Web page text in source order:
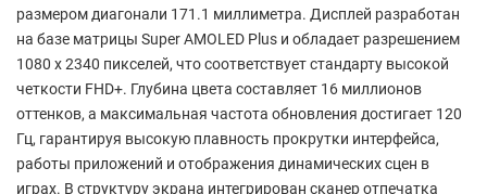
размером диагонали 171.1 миллиметра. Дисплей разработан
на базе матрицы Super AMOLED Plus и обладает разрешением
1080 x 2340 пикселей, что соответствует стандарту высокой
четкости FHD+. Глубина цвета составляет 16 миллионов
оттенков, а максимальная частота обновления достигает 120
Гц, гарантируя высокую плавность прокрутки интерфейса,
работы приложений и отображения динамических сцен в
играх. В структуру экрана интегрирован сканер отпечатка